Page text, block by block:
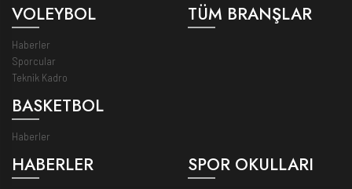
VOLEYBOL
Haberler
Sporcular
Teknik Kadro
BASKETBOL
Haberler
TÜM BRANŞLAR
HABERLER SPOR OKULLARI